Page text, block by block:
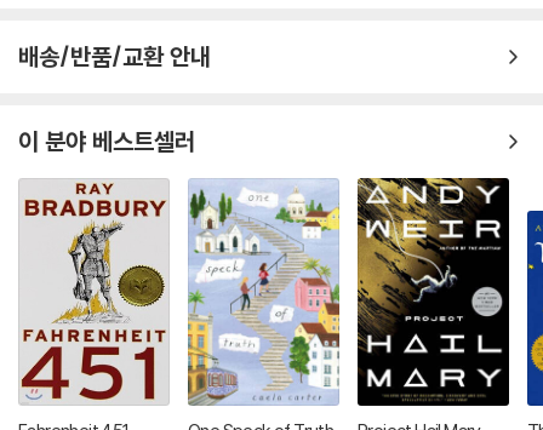
배송/반품/교환 안내
이 분야 베스트셀러